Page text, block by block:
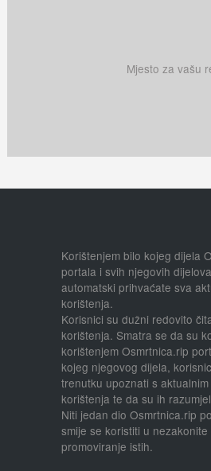
Mjesto za vašu
Korištenjem bilo kojeg dijela
portala i svih njegovih
automatski prihvaćate sva
korištenja.
Korisnici su dužni redovito
korištenja. Smatra se da su
korištenjem Osmrtnica.rip
kojeg njegovog dijela,
trenutku upoznati s
korištenja te da su ih
Niti jedan dio Osmrtnica.rip
smije se koristiti u
promoviranje istih.